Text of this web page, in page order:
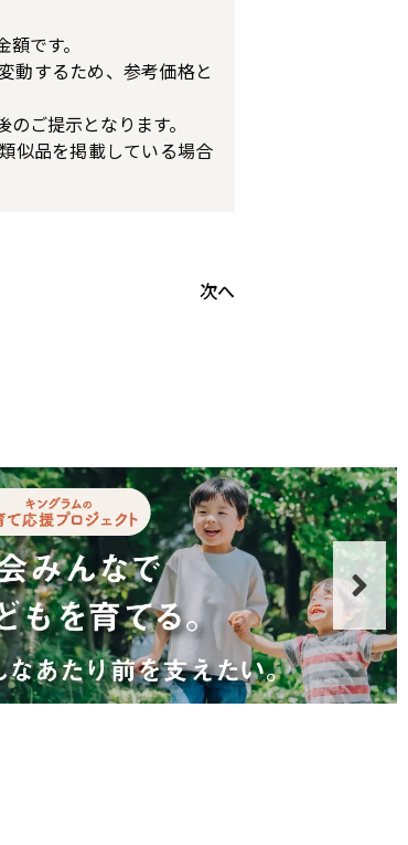
です。
動するため、参考価格と
ご提示となります。
似品を掲載している場合
次へ